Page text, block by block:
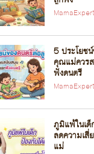
5 ประโยช
คุณแม่ควร
ฟังดนตรี
ภูมิแพ้ในเด็
ลดความเสี่
แม่